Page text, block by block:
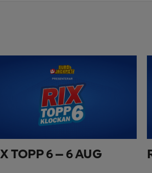
TOPP 6 – 6 AUG